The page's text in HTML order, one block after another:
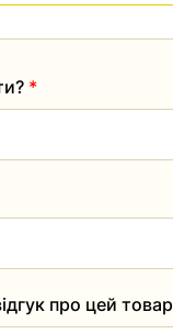
про цей товар
*